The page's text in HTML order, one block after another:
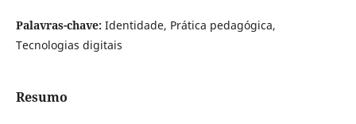
Palavras-chave: Identidade, Prática pedagógica,
Tecnologias digitais
Resumo